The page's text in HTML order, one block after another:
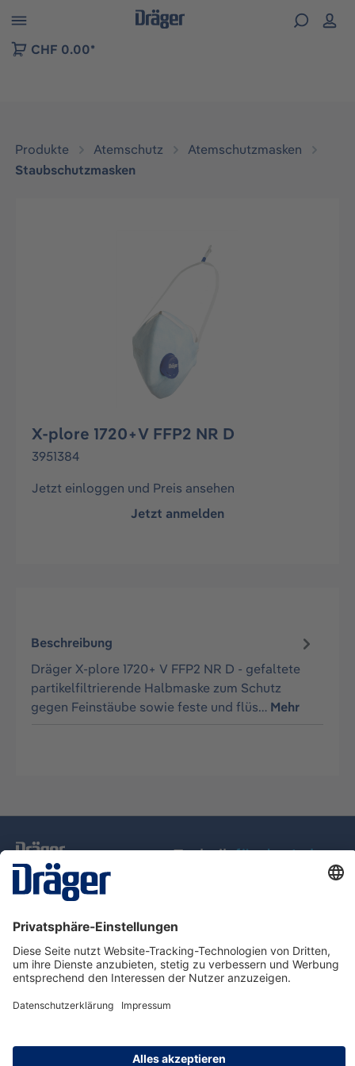
der B2B-Plattform springen
CHF 0.00*
Produkte Atemschutz
Atemschutzmasken
Staubschutzmasken
X-plore 1720+V FFP2 NR D
3951384
Jetzt einloggen und Preis ansehen
Jetzt anmelden
Beschreibung
Dräger X-plore 1720+ V FFP2 NR D - gefaltete
partikelfiltrierende Halbmaske zum Schutz
gegen Feinstäube sowie feste und flüs… Mehr
Technikfür das Leben
Service-Hotline
Über Dräger
Informationen